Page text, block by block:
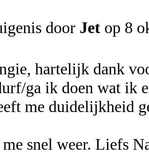
door Jet op 8
hartelijk dank
ga ik doen wat ik
me duidelijkheid
snel weer. Liefs